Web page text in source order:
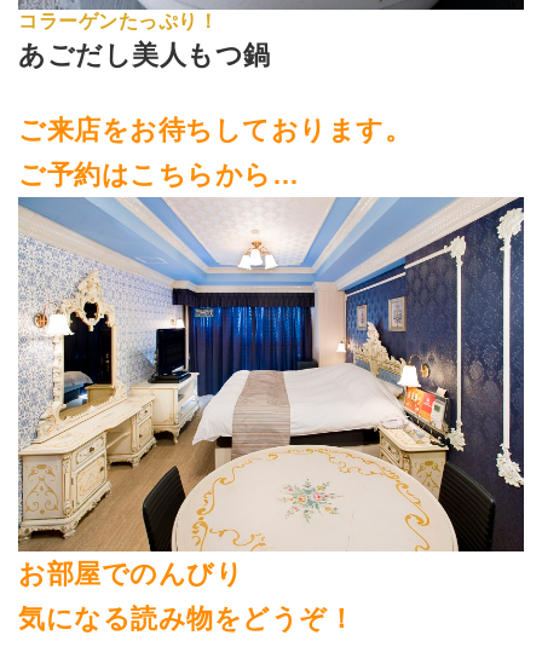
コラーゲンたっぷり！
あごだし美人もつ鍋
ご来店をお待ちしております。
ご予約はこちらから…
お部屋でのんびり
気になる読み物をどうぞ！